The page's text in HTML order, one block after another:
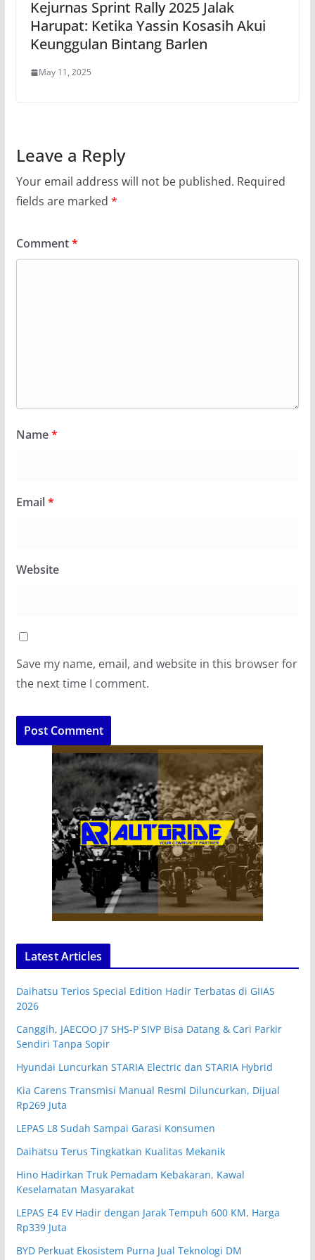
Kejurnas Sprint Rally 2025 Jalak
Harupat: Ketika Yassin Kosasih Akui
Keunggulan Bintang Barlen
May 11, 2025
Leave a Reply
Your email address will not be published. Required
fields are marked *
Comment*
Name*
Email*
Website
Save my name, email, and website in this browser for
the next time I comment.
Latest Articles
Daihatsu Terios Special Edition Hadir Terbatas di GIIAS
2026
Canggih, JAECOO J7 SHS-P SIVP Bisa Datang & Cari Parkir
Sendiri Tanpa Sopir
Hyundai Luncurkan STARIA Electric dan STARIA Hybrid
Kia Carens Transmisi Manual Resmi Diluncurkan, Dijual
Rp269 Juta
LEPAS L8 Sudah Sampai Garasi Konsumen
Daihatsu Terus Tingkatkan Kualitas Mekanik
Hino Hadirkan Truk Pemadam Kebakaran, Kawal
Keselamatan Masyarakat
LEPAS E4 EV Hadir dengan Jarak Tempuh 600 KM, Harga
Rp339 Juta
BYD Perkuat Ekosistem Purna Jual Teknologi DM